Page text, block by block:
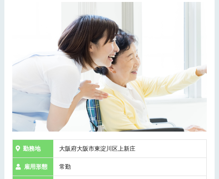
勤務地 大阪府大阪市東淀川区上新庄
雇用形態 常勤